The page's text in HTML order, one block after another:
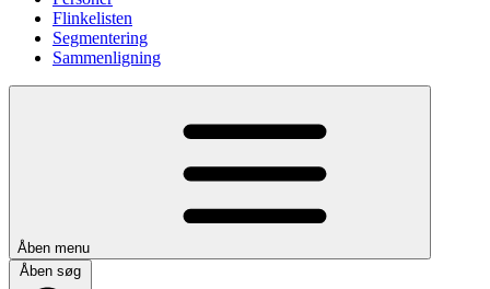
Flinkelisten
Segmentering
Sammenligning
Åben menu
Åben søg